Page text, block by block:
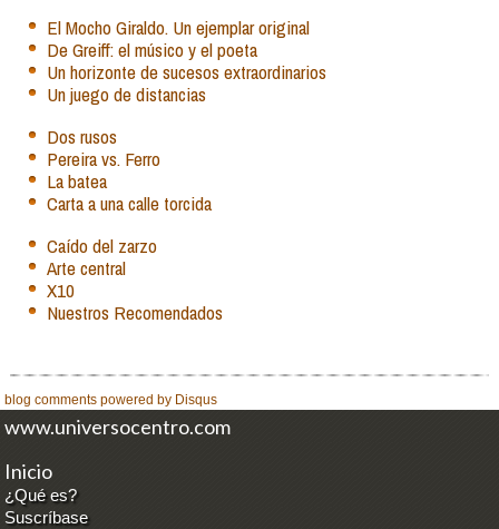
El Mocho Giraldo. Un ejemplar original
De Greiff: el músico y el poeta
Un horizonte de sucesos extraordinarios
Un juego de distancias
Dos rusos
Pereira vs. Ferro
La batea
Carta a una calle torcida
Caído del zarzo
Arte central
X10
Nuestros Recomendados
blog comments powered by Disqus
www.universocentro.com
Inicio
¿Qué es?
Suscríbase